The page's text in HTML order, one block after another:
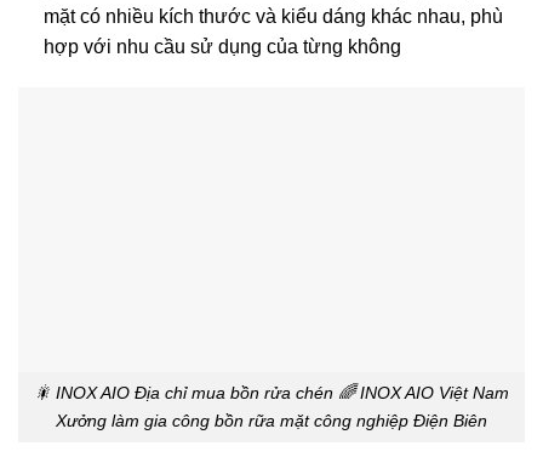
mặt có nhiều kích thước và kiểu dáng khác nhau, phù
hợp với nhu cầu sử dụng của từng không
🎇 INOX AIO Địa chỉ mua bồn rửa chén 🌈 INOX AIO Việt Nam
Xưởng làm gia công bồn rữa mặt công nghiệp Điện Biên